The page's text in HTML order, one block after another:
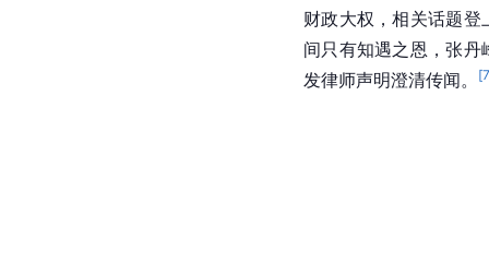
财政大权，相关话题
间只有知遇之恩，张
发律师声明澄清传闻。
[